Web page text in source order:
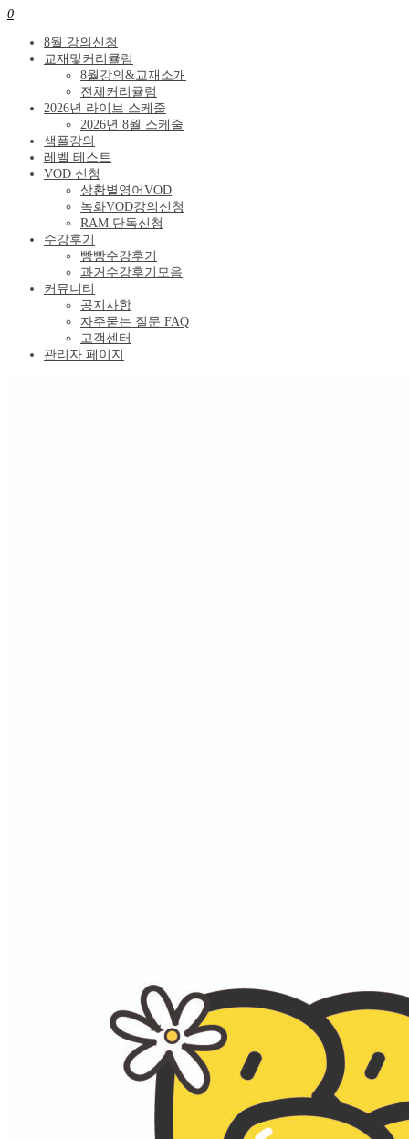
0
8월 강의신청
교재및커리큘럼
8월강의&교재소개
전체커리큘럼
2026년 라이브 스케줄
2026년 8월 스케줄
샘플강의
레벨 테스트
VOD 신청
상황별영어VOD
녹화VOD강의신청
RAM 단독신청
수강후기
빵빵수강후기
과거수강후기모음
커뮤니티
공지사항
자주묻는 질문 FAQ
고객센터
관리자 페이지